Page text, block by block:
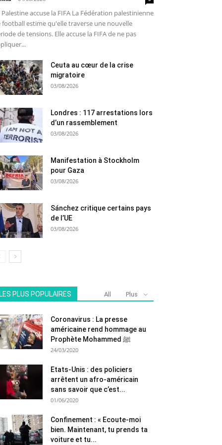
Palestine accuse la FIFA La Fédération palestinienne
football estime qu'elle traverse une nouvelle
de tensions. Elle accuse la FIFA de ne pas
Ceuta au cœur de la crise
migratoire
03/08/2026
Londres : 117 arrestations lors
d’un rassemblement
03/08/2026
Manifestation à Stockholm
pour Gaza
03/08/2026
Sánchez critique certains pays
de l’UE
03/08/2026
LES PLUS POPULAIRES All Plus
Coronavirus : La presse
américaine rend hommage au
Prophète Mohammed ﷺ
24/03/2020
Etats-Unis : des policiers
arrêtent un afro-américain
sans savoir que c’est...
01/06/2020
Confinement : « Ecoute-moi
bien. Maintenant, tu prends ta
voiture et tu...